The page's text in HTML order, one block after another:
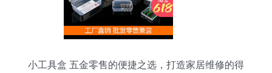
小工具盒 五金零售的便捷之选，打造家居维修的得